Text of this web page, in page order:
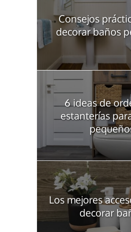
Consejos
decorar baños
6 ideas de
estanterías
Los mejores
decorar